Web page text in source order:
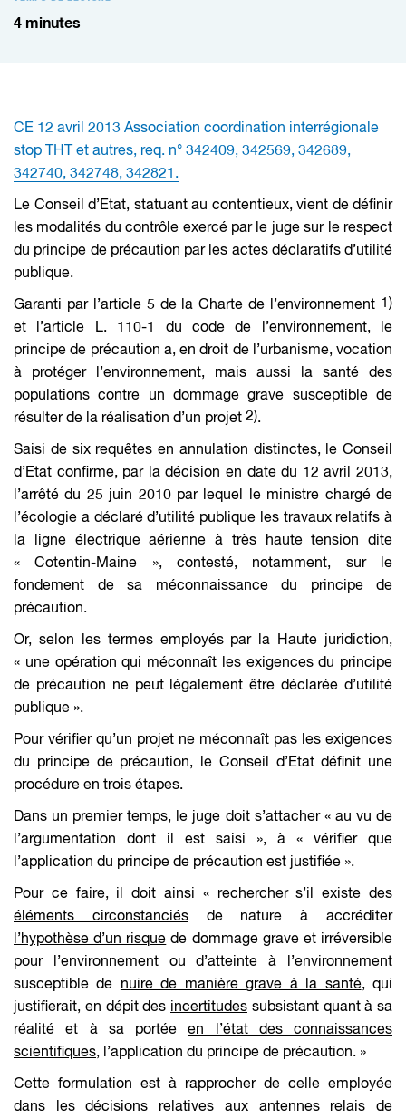
4 minutes
CE 12 avril 2013 Association coordination interrégionale
stop THT et autres, req. n° 342409, 342569, 342689,
342740, 342748, 342821.
Le Conseil d’Etat, statuant au contentieux, vient de définir
les modalités du contrôle exercé par le juge sur le respect
du principe de précaution par les actes déclaratifs d’utilité
publique.
Garanti par l’article 5 de la Charte de l’environnement 1)
et l’article L. 110-1 du code de l’environnement, le
principe de précaution a, en droit de l’urbanisme, vocation
à protéger l’environnement, mais aussi la santé des
populations contre un dommage grave susceptible de
résulter de la réalisation d’un projet 2).
Saisi de six requêtes en annulation distinctes, le Conseil
d’Etat confirme, par la décision en date du 12 avril 2013,
l’arrêté du 25 juin 2010 par lequel le ministre chargé de
l’écologie a déclaré d’utilité publique les travaux relatifs à
la ligne électrique aérienne à très haute tension dite
« Cotentin-Maine », contesté, notamment, sur le
fondement de sa méconnaissance du principe de
précaution.
Or, selon les termes employés par la Haute juridiction,
« une opération qui méconnaît les exigences du principe
de précaution ne peut légalement être déclarée d’utilité
publique ».
Pour vérifier qu’un projet ne méconnaît pas les exigences
du principe de précaution, le Conseil d’Etat définit une
procédure en trois étapes.
Dans un premier temps, le juge doit s’attacher « au vu de
l’argumentation dont il est saisi », à « vérifier que
l’application du principe de précaution est justifiée ».
Pour ce faire, il doit ainsi « rechercher s’il existe des
éléments circonstanciésde nature à accréditer
l’hypothèse d’un risque de dommage grave et irréversible
pour l’environnement ou d’atteinte à l’environnement
susceptible de nuire de manière grave à la santé, qui
justifierait, en dépit des incertitudes subsistant quant à sa
réalité et à sa portéeen l’état des connaissances
scientifiques, l’application du principe de précaution. »
Cette formulation est à rapprocher de celle employée
dans les décisions relatives aux antennes relais de